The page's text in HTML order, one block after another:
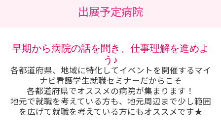
出展予定病院
早期から病院の話を聞き、仕事理解を進めよ
う♪
各都道府県、地域に特化してイベントを開催するマイ
ナビ看護学生就職セミナーだからこそ
各都道府県でオススメの病院が集まります！
地元で就職を考えている方も、地元周辺まで少し範囲
を広げて就職を考えている方にもオススメです★